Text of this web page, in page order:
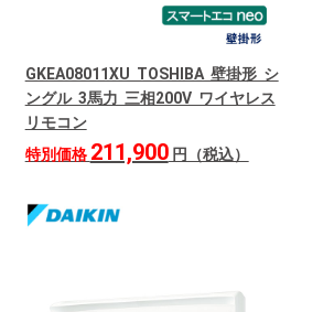
GKEA08011XU TOSHIBA 壁掛形 シ
ングル 3馬力 三相200V ワイヤレス
リモコン
特別価格 211,900円（税込）